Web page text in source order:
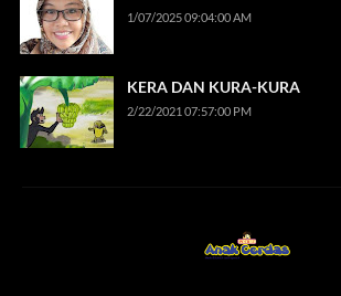
1/07/2025 09:04:00 AM
KERA DAN KURA-KURA
2/22/2021 07:57:00 PM